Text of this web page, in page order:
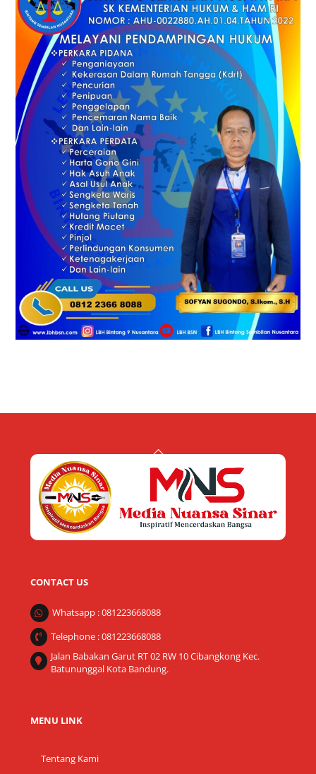
Back
Top
CONTACT US
Whatsapp : 081223668088
Telephone : 081223668088
Jalan Babakan Garut RT 02 RW 10 Cibangkong Kec.
Batununggal Kota Bandung.
MENU LINK
Tentang Kami